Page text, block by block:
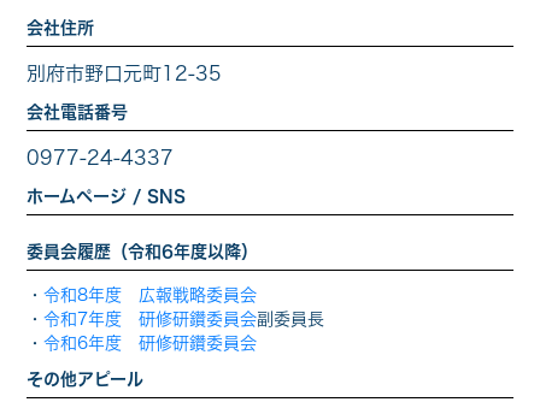
会社住所
別府市野口元町12-35
会社電話番号
0977-24-4337
ホームページ / SNS
委員会履歴（令和6年度以降）
・ 令和8年度 広報戦略委員会
・ 令和7年度 研修研鑽委員会副委員長
・ 令和6年度 研修研鑽委員会
その他アピール